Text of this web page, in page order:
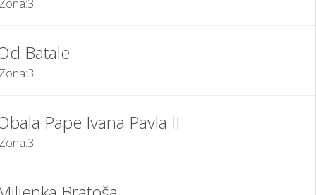
Zona:3
Batale
Zona:3
Pape Ivana Pavla II
Zona:3